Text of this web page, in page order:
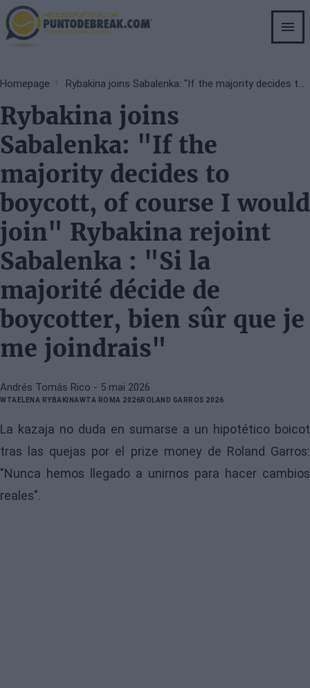
Skip
to
main
Breadcrumb
Homepage
Rybakina joins
Sabalenka: "If the
majority decides to
boycott, of course I would
join" Rybakina rejoint
Sabalenka : "Si la
majorité décide de
boycotter, bien sûr que je
me joindrais"
Andrés Tomás Rico - 5 mai 2026
WTA ELENA RYBAKINAWTA ROMA 2026ROLAND GARROS 2026
La kazaja no duda en sumarse a un hipotético boicot
tras las quejas por el prize money de Roland Garros:
"Nunca hemos llegado a unirnos para hacer cambios
reales".